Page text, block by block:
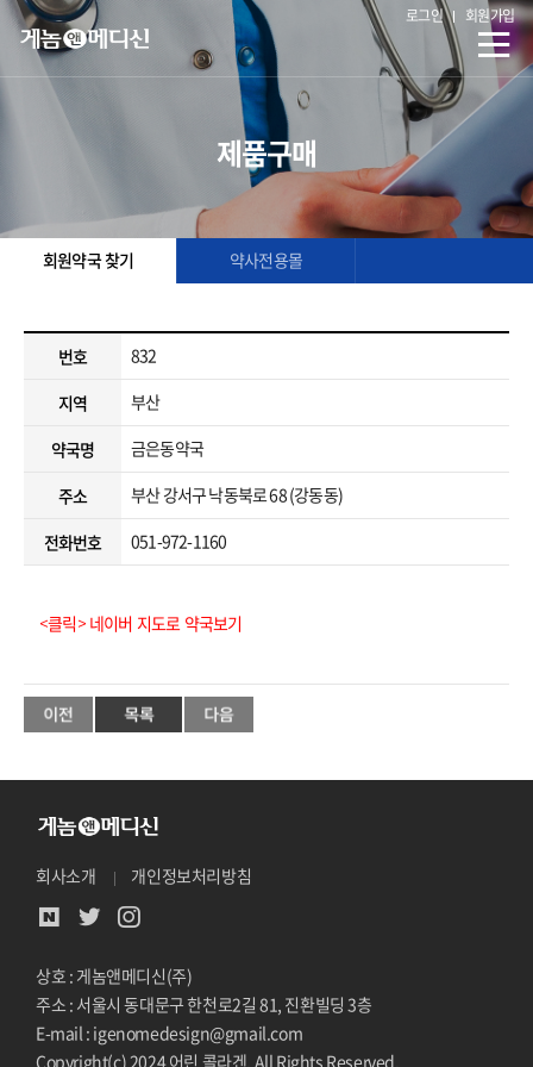
로그인 회원가입
제품구매
회원약국 찾기 약사전용몰
번호
832
지역
부산
약국명
금은동약국
주소
부산 강서구 낙동북로 68 (강동동)
전화번호
051-972-1160
<클릭> 네이버 지도로 약국보기
회사소개 개인정보처리방침
상호 : 게놈앤메디신(주)
주소 : 서울시 동대문구 한천로2길 81, 진환빌딩 3층
E-mail : igenomedesign@gmail.com
Copyright(c) 2024 어린 콜라겐. All Rights Reserved.